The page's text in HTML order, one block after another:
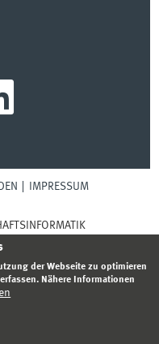
IMPRESSUM
der Webseite zu optimieren
Nähere Informationen